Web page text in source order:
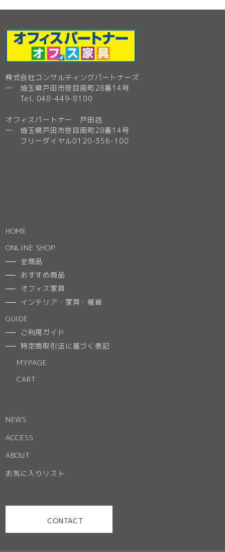
株式会社コンサルティングパートナーズ
─ 埼玉県戸田市笹目南町28番14号
Tel. 048-449-8100
オフィスパートナー 戸田店
─ 埼玉県戸田市笹目南町28番14号
フリーダイヤル0120-356-100
HOME
ONLINE SHOP
全商品
おすすめ商品
オフィス家具
インテリア・家具・雑貨
GUIDE
ご利用ガイド
特定商取引法に基づく表記
MYPAGE
CART
NEWS
ACCESS
ABOUT
お気に入りリスト
CONTACT